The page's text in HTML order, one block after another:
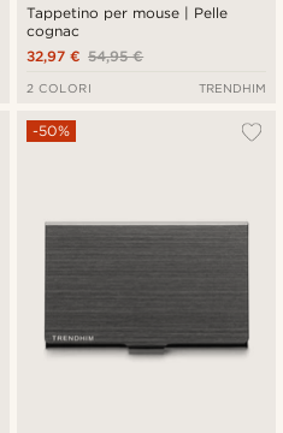
Tappetino per mouse | Pelle
cognac
54,95 €
32,97 €
2 COLORI TRENDHIM
-50%